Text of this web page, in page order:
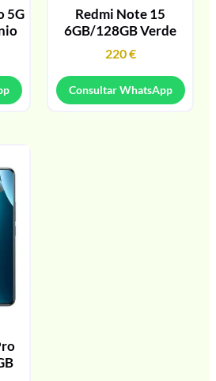
5G
Redmi Note 15
6GB/128GB Verde
220€
Consultar WhatsApp